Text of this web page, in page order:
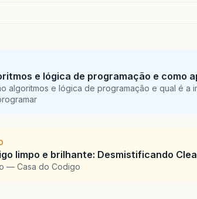
e lógica de programação e como
algoritmos e lógica de programação e qual é a
limpo e brilhante: Desmistificando
— Casa do Codigo